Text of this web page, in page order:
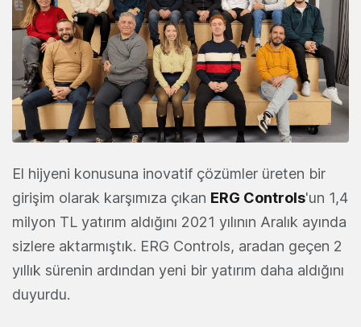
El hijyeni konusuna inovatif çözümler üreten bir
girişim olarak karşımıza çıkan ERG Controls'un 1,4
milyon TL yatırım aldığını 2021 yılının Aralık ayında
sizlere aktarmıştık. ERG Controls, aradan geçen 2
yıllık sürenin ardından yeni bir yatırım daha aldığını
duyurdu.